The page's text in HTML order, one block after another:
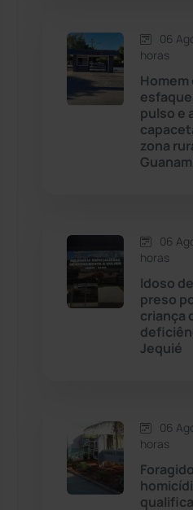
Caturama
Chapada Diamantina
Cordeiros
Dom Basílio
Esportes
06
horas
Homem
pulso e
zona
06
horas
Idoso
preso
criança
Jequié
06
horas